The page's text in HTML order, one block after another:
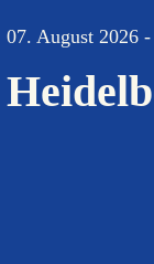
07. August 2026